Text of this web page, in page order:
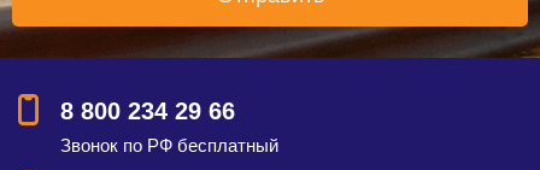
8 800 234 29 66
Звонок по РФ бесплатный